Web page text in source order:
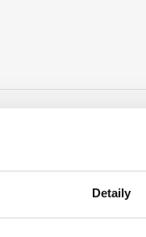
Detaily